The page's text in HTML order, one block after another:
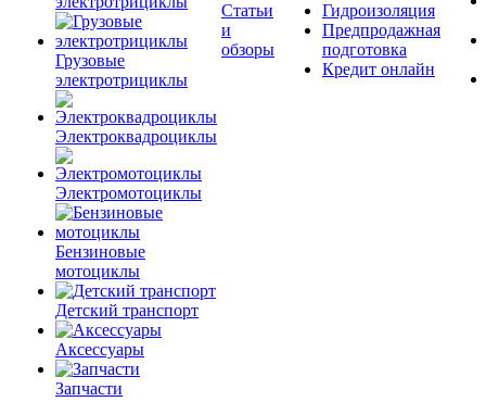
Грузовые
электротрициклы
Электроквадроциклы
Электромотоциклы
Бензиновые
мотоциклы
Детский транспорт
Аксессуары
Запчасти
Статьи
и
обзоры
Гидроизоляция
Предпродажная
подготовка
Кредит онлайн